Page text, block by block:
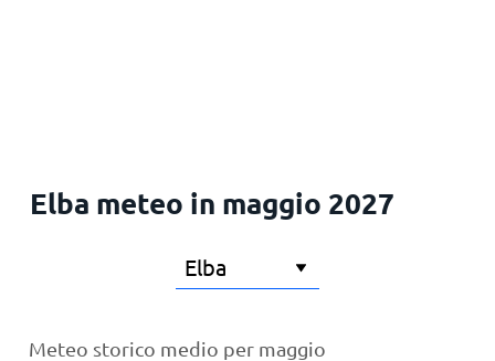
Elba meteo in maggio 2027
Meteo storico medio per maggio